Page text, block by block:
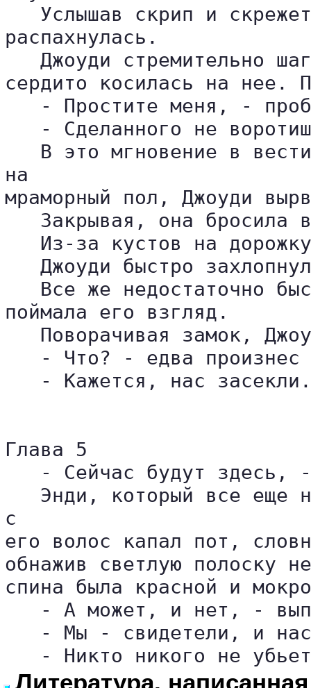
Услышав скрип и
распахнулась.
Джоуди стремительно
сердито косилась на нее.
- Простите меня, -
- Сделанного не
В это мгновение в
на
мраморный пол, Джоуди
Закрывая, она бросила
Из-за кустов на
Джоуди быстро
Все же недостаточно
поймала его взгляд.
Поворачивая замок,
- Что? - едва произнес
   - Кажется, нас засекли.
Глава 5
- Сейчас будут здесь,
Энди, который все еще
с
его волос капал пот,
обнажив светлую полоску
спина была красной и
- А может, и нет, -
- Мы - свидетели, и
Литература,